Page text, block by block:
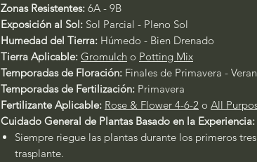
Zonas Resistentes: 6A - 9B
Exposición al Sol: Sol Parcial - Pleno Sol
Humedad del Tierra: Húmedo - Bien Drenado
Tierra Aplicable: Gromulch o Potting Mix
Temporadas de Floración: Finales de Primavera -
Temporadas de Fertilización: Primavera
Fertilizante Aplicable: Rose & Flower 4-6-2 o All
Cuidado General de Plantas Basado en la Experiencia:
Siempre riegue las plantas durante los primeros
trasplante.